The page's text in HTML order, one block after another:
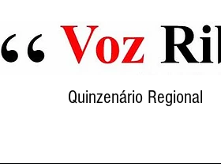
Quinzenário Regional